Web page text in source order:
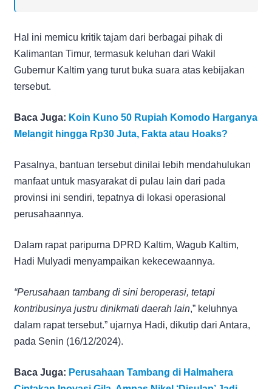
Hal ini memicu kritik tajam dari berbagai pihak di
Kalimantan Timur, termasuk keluhan dari Wakil
Gubernur Kaltim yang turut buka suara atas kebijakan
tersebut.
Baca Juga: Koin Kuno 50 Rupiah Komodo Harganya
Melangit hingga Rp30 Juta, Fakta atau Hoaks?
Pasalnya, bantuan tersebut dinilai lebih mendahulukan
manfaat untuk masyarakat di pulau lain dari pada
provinsi ini sendiri, tepatnya di lokasi operasional
perusahaannya.
Dalam rapat paripurna DPRD Kaltim, Wagub Kaltim,
Hadi Mulyadi menyampaikan kekecewaannya.
“Perusahaan tambang di sini beroperasi, tetapi
kontribusinya justru dinikmati daerah lain,” keluhnya
dalam rapat tersebut.” ujarnya Hadi, dikutip dari Antara,
pada Senin (16/12/2024).
Baca Juga: Perusahaan Tambang di Halmahera